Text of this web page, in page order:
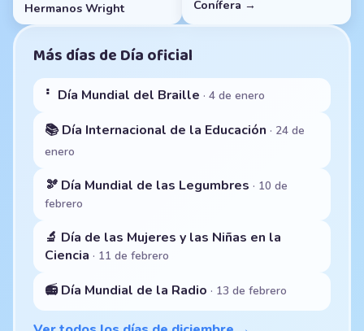
Hermanos Wright
Conífera →
Más días de Día oficial
⠃ Día Mundial del Braille · 4 de enero
📚 Día Internacional de la Educación · 24 de
enero
🫘 Día Mundial de las Legumbres · 10 de
febrero
🔬 Día de las Mujeres y las Niñas en la
Ciencia · 11 de febrero
📻 Día Mundial de la Radio · 13 de febrero